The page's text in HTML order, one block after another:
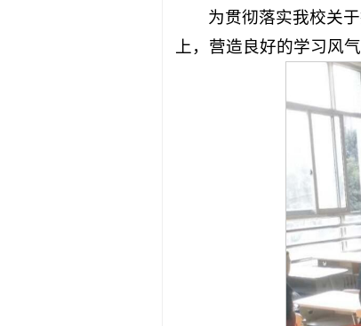
为贯彻落实我校关
上，营造良好的学习风